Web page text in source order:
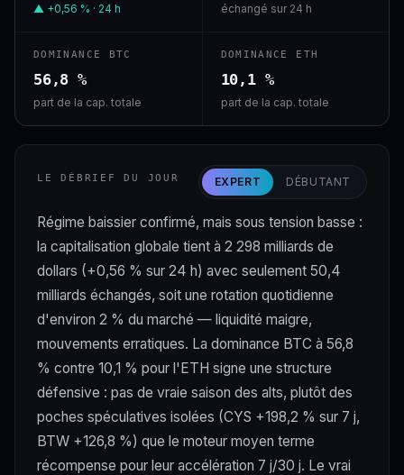
▲ +0,56 % · 24 h échangé sur 24 h
DOMINANCE BTC
56,8 %
part de la cap. totale
DOMINANCE ETH
10,1 %
part de la cap. totale
LE DÉBRIEF DU JOUR EXPERT DÉBUTANT
Régime baissier confirmé, mais sous tension basse :
la capitalisation globale tient à 2 298 milliards de
dollars (+0,56 % sur 24 h) avec seulement 50,4
milliards échangés, soit une rotation quotidienne
d'environ 2 % du marché — liquidité maigre,
mouvements erratiques. La dominance BTC à 56,8
% contre 10,1 % pour l'ETH signe une structure
défensive : pas de vraie saison des alts, plutôt des
poches spéculatives isolées (CYS +198,2 % sur 7 j,
BTW +126,8 %) que le moteur moyen terme
récompense pour leur accélération 7 j/30 j. Le vrai